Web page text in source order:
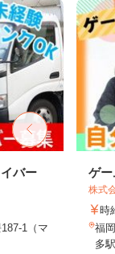
バー
1（マ
ゲ
株式
時
福
多